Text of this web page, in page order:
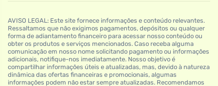
AVISO LEGAL: Este site fornece informações e conteúdo relevantes.
Ressaltamos que não exigimos pagamentos, depósitos ou qualquer
forma de adiantamento financeiro para acessar nosso conteúdo ou
obter os produtos e serviços mencionados. Caso receba alguma
comunicação em nosso nome solicitando pagamento ou informações
adicionais, notifique-nos imediatamente. Nosso objetivo é
compartilhar informações úteis e atualizadas, mas, devido à natureza
dinâmica das ofertas financeiras e promocionais, algumas
informações podem não estar sempre atualizadas. Recomendamos